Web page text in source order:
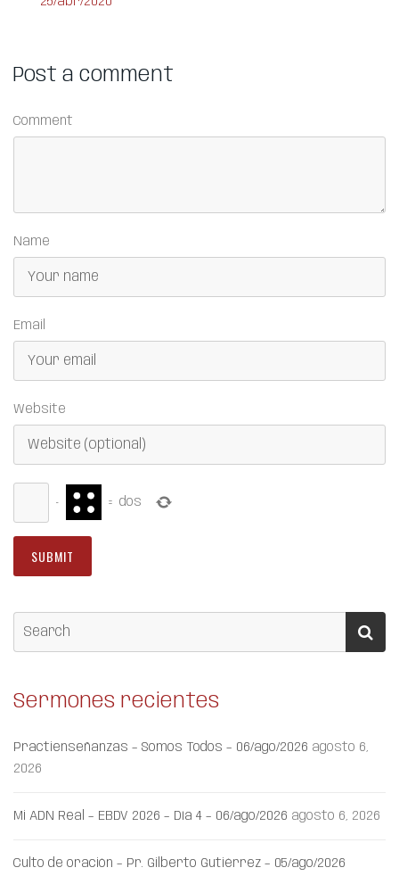
Post a comment
Comment
Name
Email
Website
− = dos
Sermones recientes
Practienseñanzas – Somos Todos – 06/ago/2026 agosto 6,
2026
Mi ADN Real – EBDV 2026 – Día 4 – 06/ago/2026 agosto 6, 2026
Culto de oración – Pr. Gilberto Gutiérrez – 05/ago/2026